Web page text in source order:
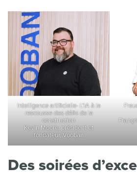
Intelligence artificielle- L’IA à la
rescousse des défis de la
construction
Kevin Moore, président et
fondateur, Vooban
Des soirées